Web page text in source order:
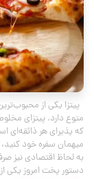
پیتزا یکی از
متوع دارد. پیتزای
که پذیرای هر ذائقه‌ای
میهمان سفره خود
به لحاظ اقتصادی نیز
دستور پخت امروز یکی